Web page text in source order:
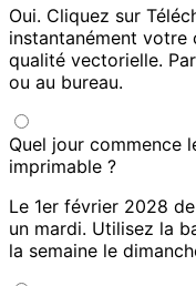
Oui. Cliquez sur
instantanément votre
qualité vectorielle.
ou au bureau.
Quel jour commence
imprimable ?
Le 1er février 2028
un mardi. Utilisez la
la semaine le